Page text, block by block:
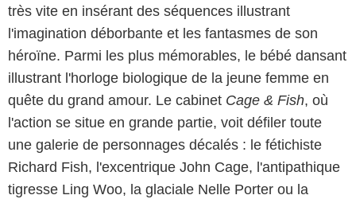
très vite en insérant des séquences illustrant
l'imagination déborbante et les fantasmes de son
héroïne. Parmi les plus mémorables, le bébé dansant
illustrant l'horloge biologique de la jeune femme en
quête du grand amour. Le cabinet Cage & Fish, où
l'action se situe en grande partie, voit défiler toute
une galerie de personnages décalés : le fétichiste
Richard Fish, l'excentrique John Cage, l'antipathique
tigresse Ling Woo, la glaciale Nelle Porter ou la